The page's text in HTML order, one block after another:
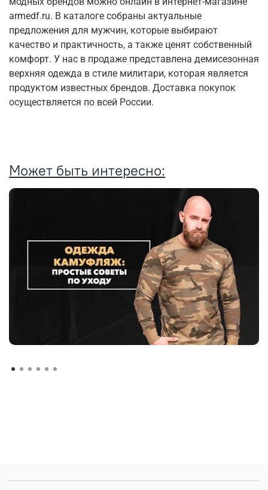
armedf.ru. В каталоге собраны актуальные
предложения для мужчин, которые выбирают
качество и практичность, а также ценят собственный
комфорт. У нас в продаже представлена демисезонная
верхняя одежда в стиле милитари, которая является
продуктом известных брендов. Доставка покупок
осуществляется по всей России.
Может быть интересно: